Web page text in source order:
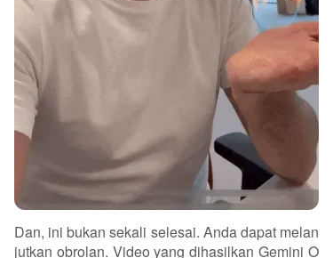
Dan, ini bukan sekali selesai. Anda dapat melan
jutkan obrolan. Video yang dihasilkan Gemini O